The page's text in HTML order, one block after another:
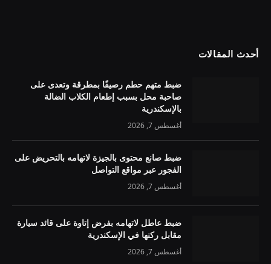
أحدث المقالات
ضبط متهم حطم رصيفًا بمطرقة وتعدى على
صاحبة محل بسبب إطعام الكلاب الضالة
بالإسكندرية
أغسطس 7, 2026
ضبط صانع محتوى بالجيزة لاتهامه بالتحريض على
الفجور عبر مواقع التواصل
أغسطس 7, 2026
ضبط عاطل لاتهامه بفرض إتاوة على قائد سيارة
مقابل ركنها في الإسكندرية
أغسطس 7, 2026